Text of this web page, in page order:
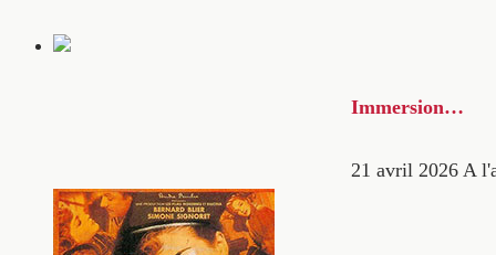
Immersion…
21 avril 2026 A